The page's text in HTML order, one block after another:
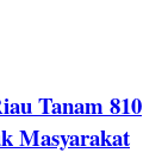
Tanam 810
Masyarakat